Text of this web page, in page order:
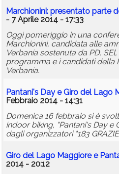
Marchionini: presentato parte
- 7 Aprile 2014 - 17:33
Oggi pomeriggio in una
Marchionini, candidata alle
Verbania sostenuta da PD,
programma e i candidati della
Verbania.
Pantani's Day e Giro del Lago
Febbraio 2014 - 14:31
Domenica 16 febbraio si è
indoor biking, "Pantani's Day e
dagli organizzatori "183
Giro del Lago Maggiore e
2014 - 20:12